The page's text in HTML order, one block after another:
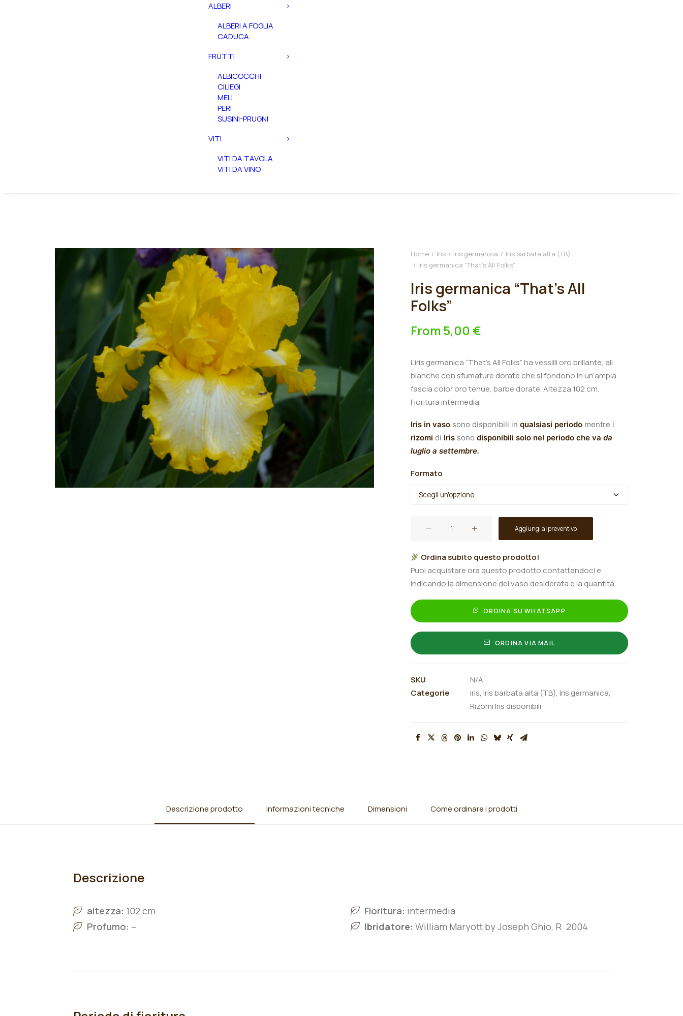
ALBERI
ALBERI A FOGLIA
CADUCA
FRUTTI
ALBICOCCHI
CILIEGI
MELI
PERI
SUSINI-PRUGNI
VITI
VITI DA TAVOLA
VITI DA VINO
Home Iris Iris germanica
Iris barbata alta (TB)
Iris germanica “That’s All Folks”
Iris germanica “That’s All
Folks”
From 5,00 €
L’iris germanica “That’s All Folks” ha vessilli oro brillante, ali
bianche con sfumature dorate che si fondono in un’ampia
fascia color oro tenue, barbe dorate.Altezza 102 cm.
Fioritura intermedia.
Iris in vaso sono disponibili in qualsiasi periodo mentre i
rizomi di Iris sono disponibili solo nel periodo che va da
luglio a settembre.
Formato
All
Folks"
quantità
Aggiungi al preventivo
Ordina subito questo prodotto!
Puoi acquistare ora questo prodotto contattandoci e
indicando la dimensione del vaso desiderata e la quantità
ORDINA SU WHATSAPP
ORDINA VIA MAIL
SKU
N/A
Categorie
Iris, Iris barbata alta (TB), Iris germanica,
Rizomi Iris disponibili
Descrizione prodotto Informazioni tecniche Dimensioni Come ordinare i prodotti
Descrizione
altezza: 102 cm
Profumo: –
Fioritura: intermedia
Ibridatore: William Maryott by Joseph Ghio, R. 2004